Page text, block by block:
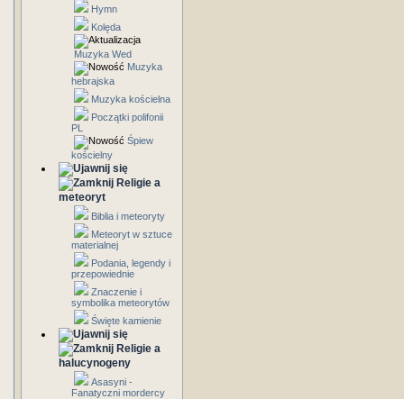
Hymn
Kolęda
Muzyka Wed
Muzyka
hebrajska
Muzyka kościelna
Początki polifonii
PL
Śpiew
kościelny
Religie a
meteoryt
Biblia i meteoryty
Meteoryt w sztuce
materialnej
Podania, legendy i
przepowiednie
Znaczenie i
symbolika meteorytów
Święte kamienie
Religie a
halucynogeny
Asasyni -
Fanatyczni mordercy